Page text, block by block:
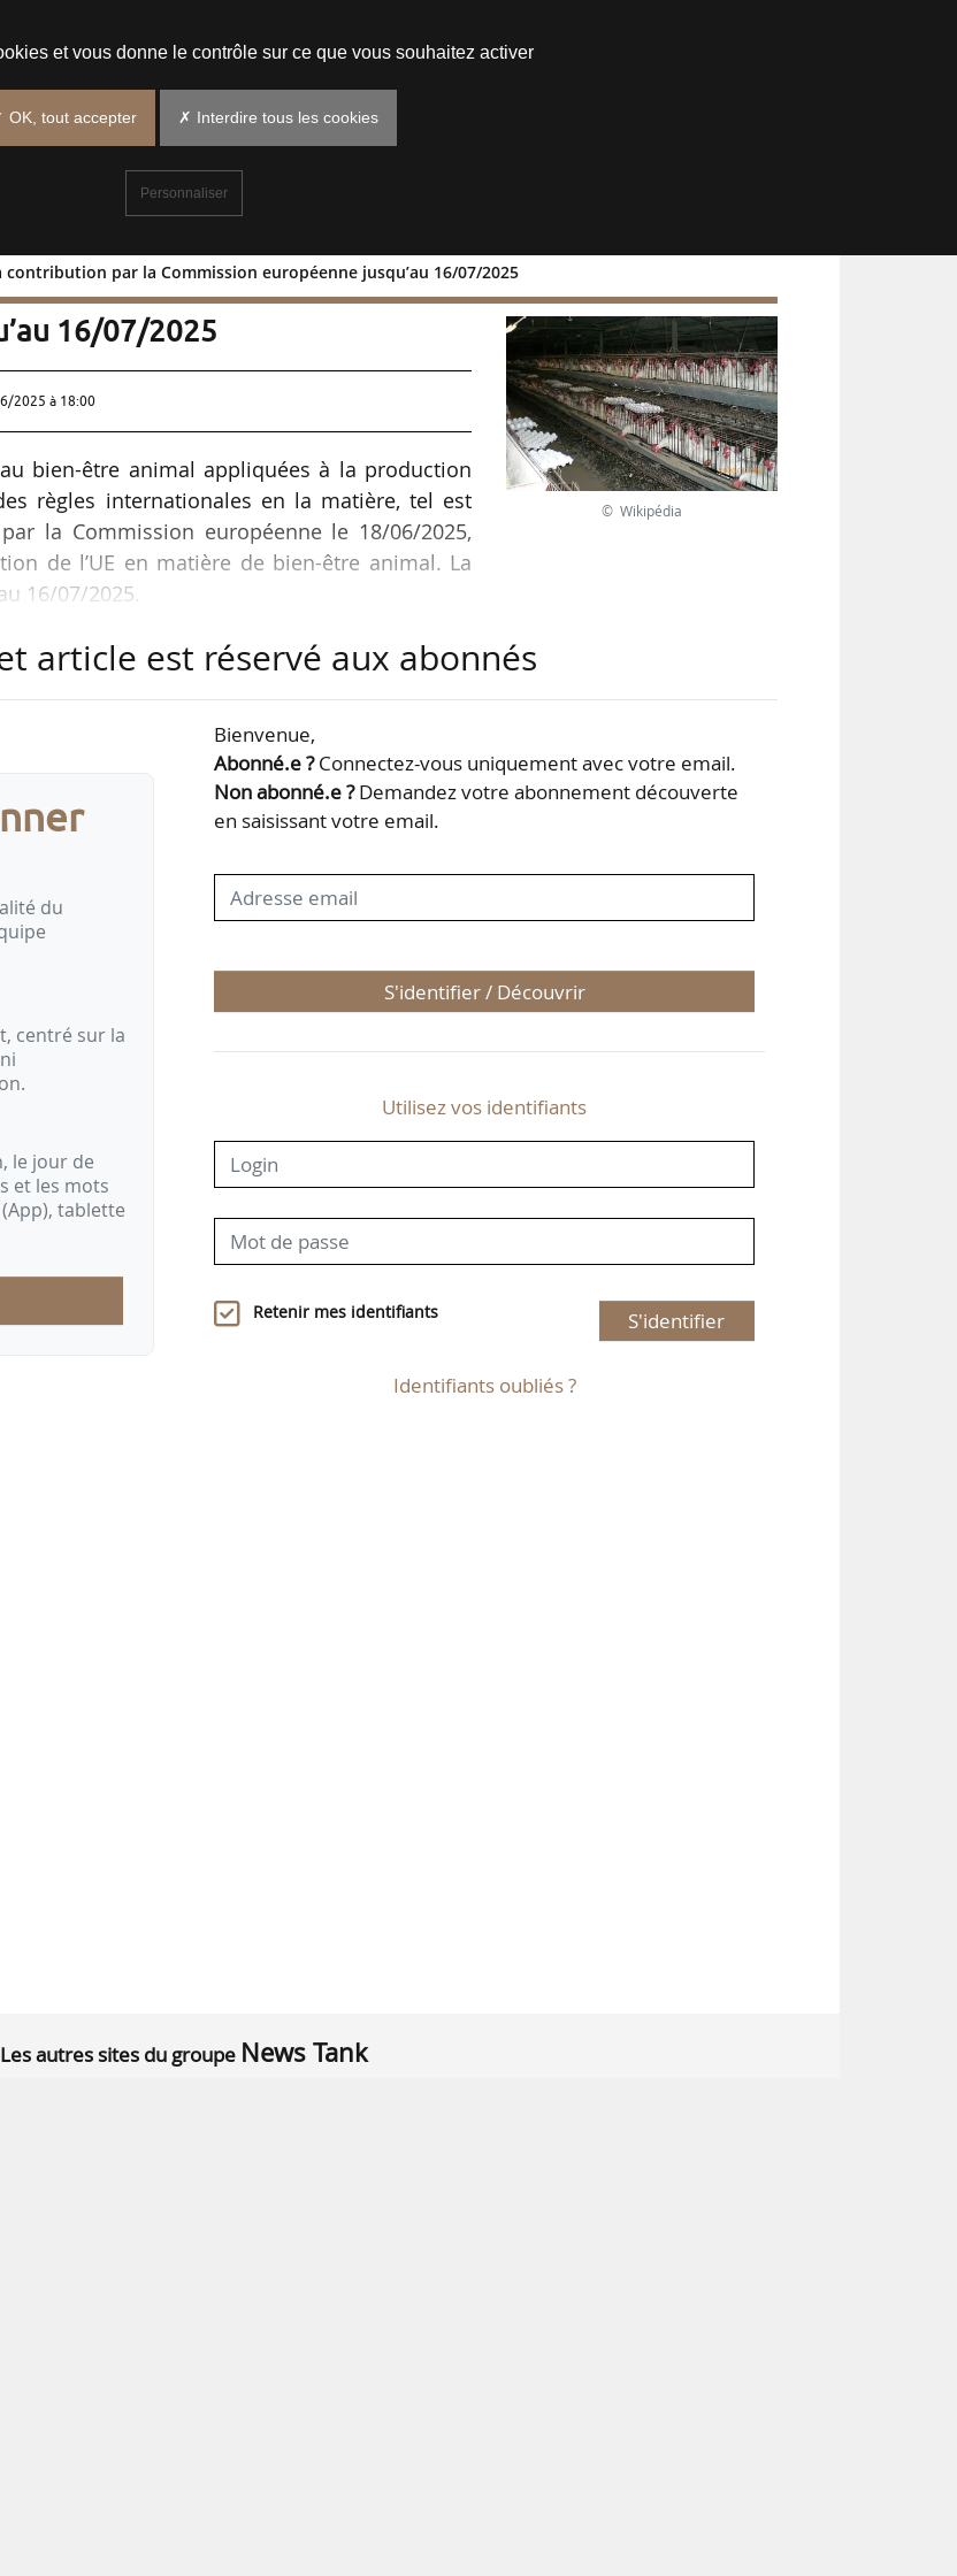
par la Commission européenne jusqu’au 16/07/2025
l’appel à contribution par la
16/07/2025
2025 à 18:00
bien-être animal appliquées à la production
règles internationales en la matière, tel est
la Commission européenne le 18/06/2025,
de l’UE en matière de bien-être animal. La
16/07/2025.
progressive de l’utilisation des cages, une
l’abattage systématique des
© Wikipédia
article est réservé aux abonnés
du
centré sur la
le jour de
et les mots
tablette
Bienvenue,
Abonné.e ?Connectez-vous uniquement avec votre email.
Non abonné.e ?Demandez votre abonnement découverte
en saisissant votre email.
S'identifier / Découvrir
Utilisez vos identifiants
Retenir mes identifiants S'identifier
Identifiants oubliés ?
Les autres sites du groupe News Tank
et vous donne le contrôle sur ce que vous souhaitez activer
OK, tout accepter ✗ Interdire tous les cookies
Personnaliser